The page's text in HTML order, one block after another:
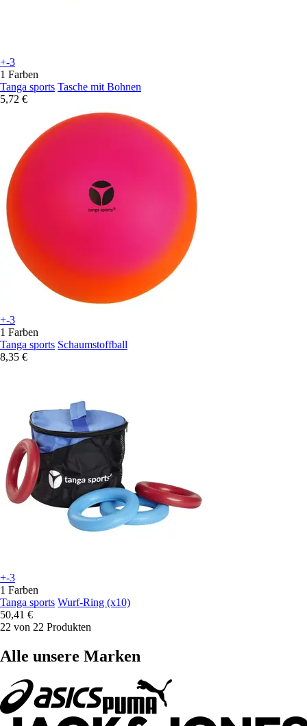
+-3
1 Farben
Tanga sports Tasche mit Bohnen
5,72 €
+-3
1 Farben
Tanga sports Schaumstoffball
8,35 €
+-3
1 Farben
Tanga sports Wurf-Ring (x10)
50,41 €
22 von 22 Produkten
Alle unsere Marken